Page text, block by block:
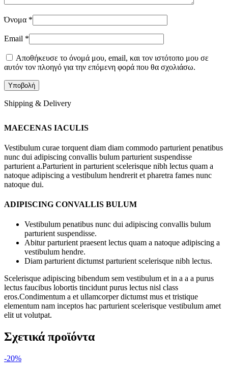
Όνομα *
Email *
Αποθήκευσε το όνομά μου, email, και τον ιστότοπο μου σε
αυτόν τον πλοηγό για την επόμενη φορά που θα σχολιάσω.
Shipping & Delivery
MAECENAS IACULIS
Vestibulum curae torquent diam diam commodo parturient penatibus
nunc dui adipiscing convallis bulum parturient suspendisse
parturient a.Parturient in parturient scelerisque nibh lectus quam a
natoque adipiscing a vestibulum hendrerit et pharetra fames nunc
natoque dui.
ADIPISCING CONVALLIS BULUM
Vestibulum penatibus nunc dui adipiscing convallis bulum
parturient suspendisse.
Abitur parturient praesent lectus quam a natoque adipiscing a
vestibulum hendre.
Diam parturient dictumst parturient scelerisque nibh lectus.
Scelerisque adipiscing bibendum sem vestibulum et in a a a purus
lectus faucibus lobortis tincidunt purus lectus nisl class
eros.Condimentum a et ullamcorper dictumst mus et tristique
elementum nam inceptos hac parturient scelerisque vestibulum amet
elit ut volutpat.
Σχετικά προϊόντα
-20%